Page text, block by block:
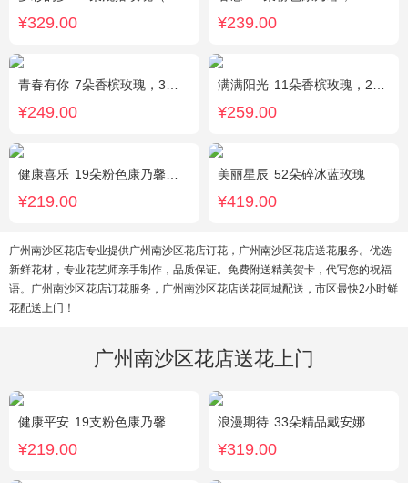
¥329.00 ¥239.00
青春有你 7朵香槟玫瑰，3朵向日葵，一个绣球，桔梗、配花、配草搭配
¥249.00
满满阳光 11朵香槟玫瑰，2朵向日葵，1个蓝色绣球，配花、桔梗、绿叶搭配
¥259.00
健康喜乐 19朵粉色康乃馨，满天星、绿叶搭配
¥219.00
美丽星辰 52朵碎冰蓝玫瑰
¥419.00
广州南沙区花店专业提供广州南沙区花店订花，广州南沙区花店送花服务。优选
新鲜花材，专业花艺师亲手制作，品质保证。免费附送精美贺卡，代写您的祝福
语。广州南沙区花店订花服务，广州南沙区花店送花同城配送，市区最快2小时鲜
花配送上门！
广州南沙区花店送花上门
健康平安 19支粉色康乃馨，1支香水百合，搭配适量石竹梅、黄莺。
¥219.00
浪漫期待 33朵精品戴安娜粉玫瑰，叶上黄金适量搭配。
¥319.00